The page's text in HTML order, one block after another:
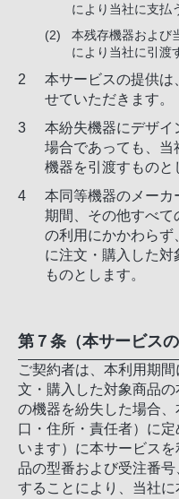
により当社に支払
本残存機器および
により当社に引渡
本サービスの提供は
せていただきます。
本紛失機器にデザイ
場合であっても、当
機器を引渡すものと
本同等機器のメーカ
期間、その他すべて
の利用にかかわらず
に注文・購入した対
ものとします。
第７条（本サービスの
ご契約者は、本利用期
文・購入した対象商品
の機器を紛失した場合
口・住所・責任者）に
います）に本サービス
品の型番および受注番
することにより、当社